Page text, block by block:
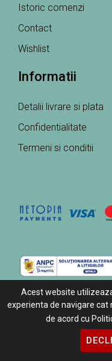
Acest website
experienta de navigare cat
de acord cu
Istoric comenzi
Contact
Wishlist
Informatii
Detalii livrare si plata
Confidentialitate
Termeni si conditii
Copyright ExoPet ©